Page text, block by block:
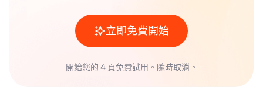
立即免費開始
開始您的 4 頁免費試用。隨時取消。